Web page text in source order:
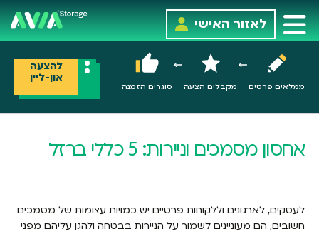
לאזור האישי
ממלאים פרטים מקבלים הצעה סוגרים הזמנה
להצעה
און-ליין
אחסון מסמכים וניירות: 5 כללי ברזל
לעסקים, לארגונים וללקוחות פרטיים יש כמויות עצומות של מסמכים
חשובים, הם מעוניינים לשמור על הניירות בבטחה ולהגן עליהם מפני